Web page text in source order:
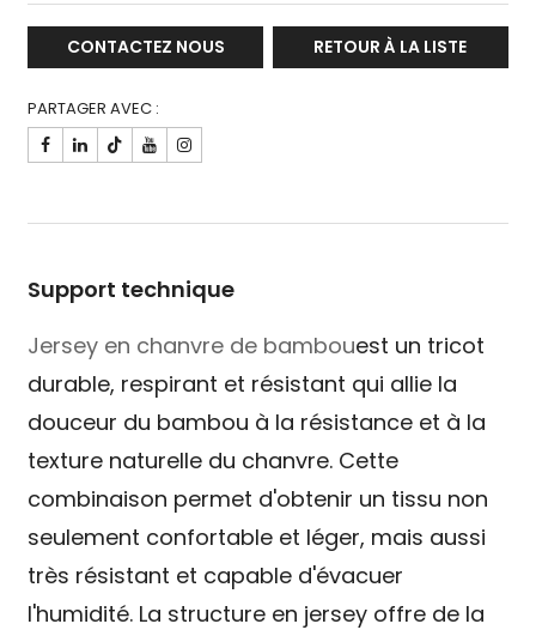
CONTACTEZ NOUS RETOUR À LA LISTE
PARTAGER AVEC :

Support technique
Jersey en chanvre de bambouest un tricot
durable, respirant et résistant qui allie la
douceur du bambou à la résistance et à la
texture naturelle du chanvre. Cette
combinaison permet d'obtenir un tissu non
seulement confortable et léger, mais aussi
très résistant et capable d'évacuer
l'humidité. La structure en jersey offre de la